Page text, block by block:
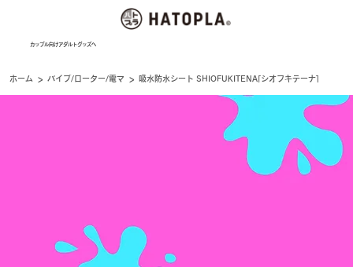
カップル向けアダルトグッズへ
ホーム > バイブ/ローター/電マ > 吸水防水シート SHIOFUKITENA[シオフキテーナ]